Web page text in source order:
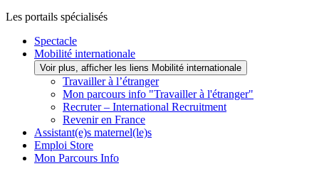
Les portails spécialisés
Spectacle
Mobilité internationale
Voir plus, afficher les liens Mobilité internationale
Travailler à l’étranger
Mon parcours info "Travailler à l'étranger"
Recruter – International Recruitment
Revenir en France
Assistant(e)s maternel(le)s
Emploi Store
Mon Parcours Info